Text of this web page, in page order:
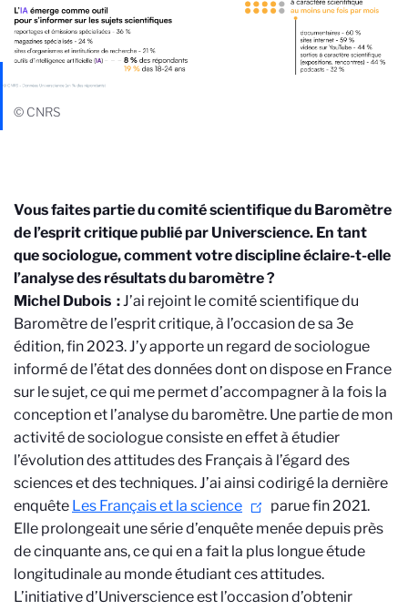
© CNRS
Vous faites partie du comité scientifique du Baromètre
de l’esprit critique publié par Universcience. En tant
que sociologue, comment votre discipline éclaire-t-elle
l’analyse des résultats du baromètre ?
Michel Dubois :J’ai rejoint le comité scientifique du
Baromètre de l’esprit critique, à l’occasion de sa 3e
édition, fin 2023. J’y apporte un regard de sociologue
informé de l’état des données dont on dispose en France
sur le sujet, ce qui me permet d’accompagner à la fois la
conception et l’analyse du baromètre. Une partie de mon
activité de sociologue consiste en effet à étudier
l’évolution des attitudes des Français à l’égard des
sciences et des techniques. J’ai ainsi codirigé la dernière
enquête Les Français et la science
parue fin 2021.
Elle prolongeait une série d’enquête menée depuis près
de cinquante ans, ce qui en a fait la plus longue étude
longitudinale au monde étudiant ces attitudes.
L’initiative d’Universcience est l’occasion d’obtenir